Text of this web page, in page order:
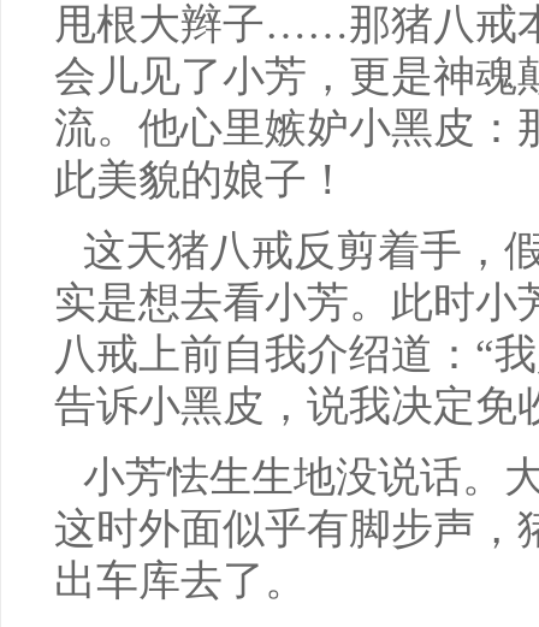
甩根大辫子……那猪八戒
会儿见了小芳，更是神魂
流。他心里嫉妒小黑皮：
此美貌的娘子！
这天猪八戒反剪着手，
实是想去看小芳。此时小
八戒上前自我介绍道：“
告诉小黑皮，说我决定免
小芳怯生生地没说话。
这时外面似乎有脚步声，
出车库去了。